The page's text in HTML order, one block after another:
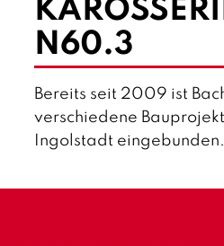
t
s
N60.3
Bereits seit 2009 ist
verschiedene
Ingolstadt eingebunden.